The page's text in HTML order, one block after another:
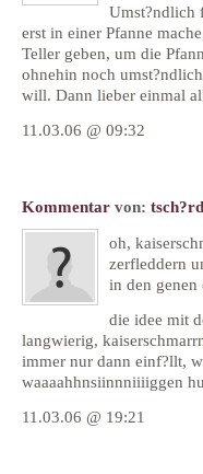
Umst?ndlich
erst in einer Pfanne
Teller geben, um die
ohnehin noch
will. Dann lieber einmal
11.03.06 @ 09:32
Kommentar von:
oh,
zerfleddern
in den
die idee mit
langwierig,
immer nur dann einf?llt,
waaaahhnsiinnniiiiggen
11.03.06 @ 19:21